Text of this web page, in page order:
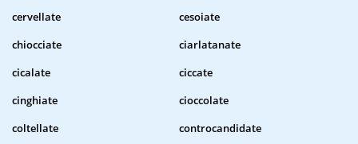
cervellate
cesoiate
chiocciate
ciarlatanate
cicalate
ciccate
cinghiate
cioccolate
coltellate
controcandidate